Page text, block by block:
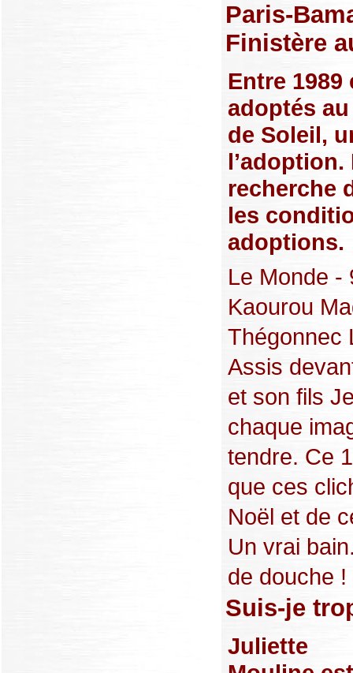
Paris-
Finistère
Entre
adoptés
de Soleil,
recherche
les
adoptions.
Le Monde -
Kaourou
Thégonnec
Assis
et son fils
chaque
tendre. Ce
que ces
Noël et de
Un vrai
de douche
Suis-je
Juliette